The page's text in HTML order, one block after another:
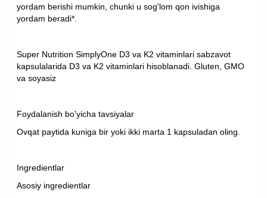
yordam berishi mumkin, chunki u sog'lom qon ivishiga
yordam beradi*.
Super Nutrition SimplyOne D3 va K2 vitaminlari sabzavot
kapsulalarida D3 va K2 vitaminlari hisoblanadi. Gluten, GMO
va soyasiz
Foydalanish bo'yicha tavsiyalar
Ovqat paytida kuniga bir yoki ikki marta 1 kapsuladan oling.
Ingredientlar
Asosiy ingredientlar